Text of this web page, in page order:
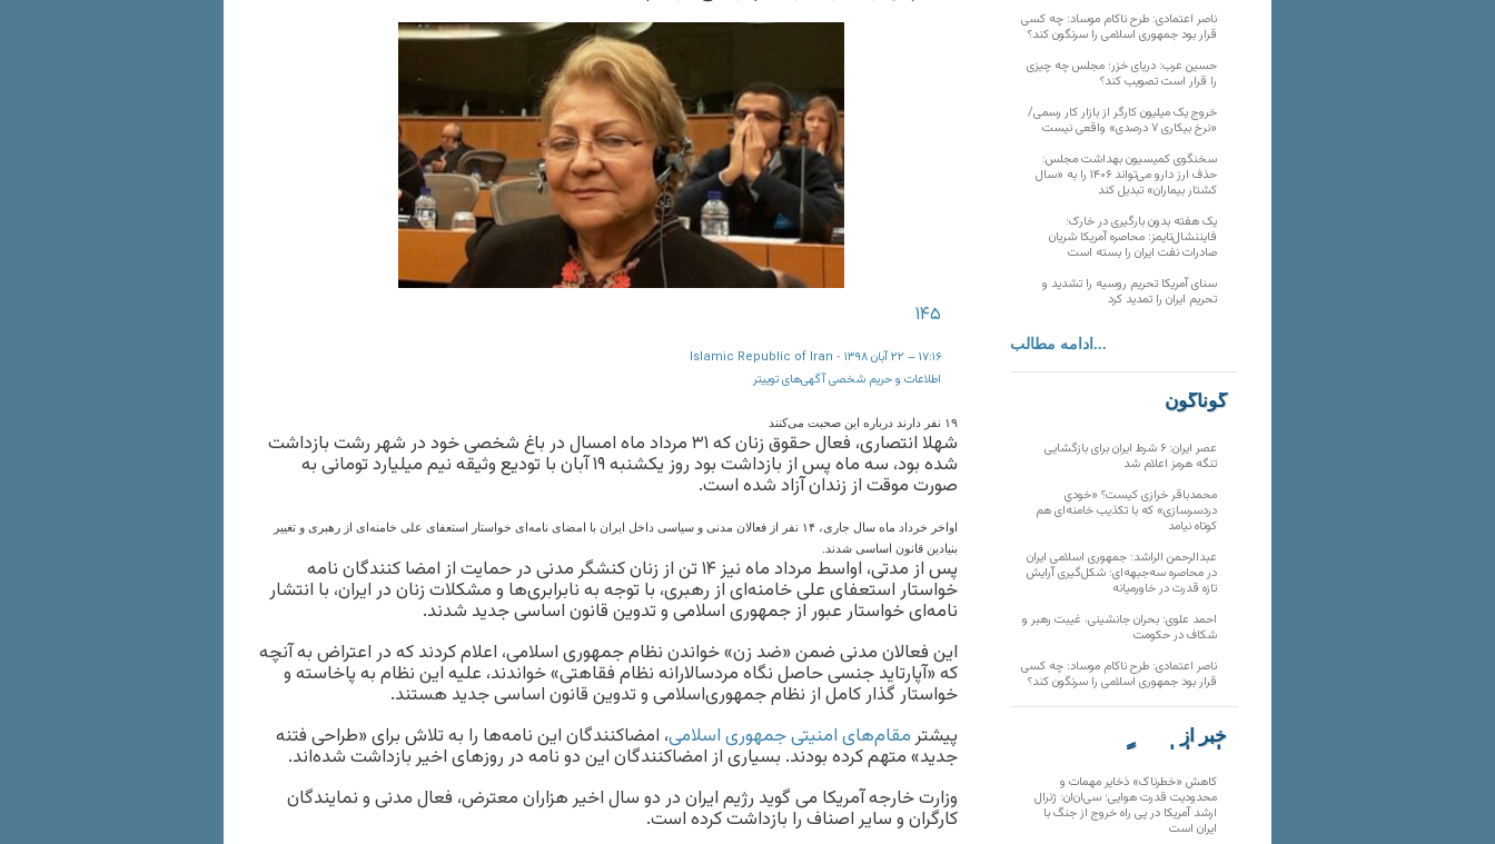
۱۴۵
۱۷:۱۶ – ۲۲ آبان ۱۳۹۸ ·
Islamic Republic of Iran
اطلاعات و حریم شخصی آگهی‌های توییتر
۱۹ نفر دارند درباره این صحبت می‌کنند
شهلا انتصاری، فعال حقوق زنان که ۳۱ مرداد ماه امسال در باغ شخصی خود در شهر رشت بازداشت
شده بود، سه ماه پس از بازداشت بود روز یکشنبه ۱۹ آبان با تودیع وثیقه نیم میلیارد تومانی به
صورت موقت از زندان آزاد شده است.
اواخر خرداد ماه سال جاری، ۱۴ نفر از فعالان مدنی و سیاسی داخل ایران با امضای نامه‌ای خواستار استعفای علی خامنه‌ای از رهبری و تغییر
بنیادین قانون اساسی شدند.
پس از مدتی، اواسط مرداد ماه نیز ۱۴ تن از زنان کنشگر مدنی در حمایت از امضا کنندگان نامه
خواستار استعفای علی خامنه‌ای از رهبری، با توجه به نابرابری‌ها و مشکلات زنان در ایران، با انتشار
نامه‌ای خواستار عبور از جمهوری اسلامی و تدوین قانون اساسی جدید شدند.
این فعالان مدنی ضمن «ضد زن» خواندن نظام جمهوری اسلامی، اعلام کردند که در اعتراض به آنچه
که «آپارتاید جنسی حاصل نگاه مردسالارانه نظام فقاهتی» خواندند، علیه این نظام به پاخاسته و
خواستار گذار کامل از نظام جمهوری‌اسلامی و تدوین قانون اساسی جدید هستند.
پیشترمقام‌های امنیتی جمهوری اسلامی، امضاکنندگان این نامه‌ها را به تلاش برای «طراحی فتنه
جدید» متهم کرده بودند. بسیاری از امضاکنندگان این دو نامه در روزهای اخیر بازداشت شده‌اند.
وزارت خارجه آمریکا می گوید رژیم ایران در دو سال اخیر هزاران معترض، فعال مدنی و نمایندگان
کارگران و سایر اصناف را بازداشت کرده است.
ناصر اعتمادی: طرح ناکام موساد: چه کسی
قرار بود جمهوری اسلامی را سرنگون کند؟
حسین عرب: دریای خزر؛ مجلس چه چیزی
را قرار است تصویب کند؟
خروج یک میلیون کارگر از بازار کار رسمی/
«نرخ بیکاری ۷ درصدی» واقعی نیست
سخنگوی کمیسیون بهداشت مجلس:
حذف ارز دارو می‌تواند ۱۴۰۶ را به «سال
کشتار بیماران» تبدیل کند
یک هفته بدون بارگیری در خارک؛
فایننشال‌تایمز: محاصره آمریکا شریان
صادرات نفت ایران را بسته است
سنای آمریکا تحریم روسیه را تشدید و
تحریم ایران را تمدید کرد
ادامه مطالب...
گوناگون
عصر ایران: ۶ شرط ایران برای بازگشایی
تنگه هرمز اعلام شد
محمدباقر خرازی کیست؟ «خودیِ
دردسرسازی» که با تکذیب خامنه‌ای هم
کوتاه نیامد
عبدالرحمن الراشد: جمهوری اسلامی ایران
در محاصره سه‌جبهه‌ای؛ شکل‌گیری آرایش
تازه قدرت در خاورمیانه
احمد علوی: بحران جانشینی، غیبت رهبر و
شکاف در حکومت
ناصر اعتمادی: طرح ناکام موساد: چه کسی
قرار بود جمهوری اسلامی را سرنگون کند؟
خبر از
تارنماهای دیگر
کاهش «خطرناک» ذخایر مهمات و
محدودیت قدرت هوایی؛ سی‌ان‌ان: ژنرال
ارشد آمریکا در پی راه خروج از جنگ با
ایران است